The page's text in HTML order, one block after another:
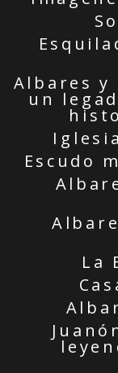
Albares
un
Escudo
La